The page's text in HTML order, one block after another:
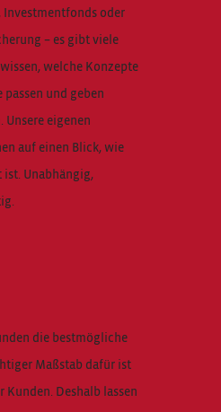
oder
– es gibt viele
welche Konzepte
und geben
Unsere eigenen
auf einen Blick, wie
ist. Unabhängig,
die bestmögliche
Maßstab dafür ist
Deshalb lassen